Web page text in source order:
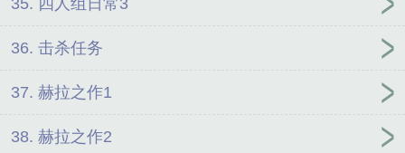
36. 击杀任务
37. 赫拉之作1
38. 赫拉之作2